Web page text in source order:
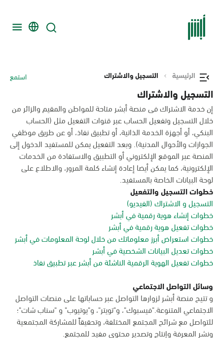
الرئيسية التسجيل والاشتراك استمع
التسجيل والاشتراك
إن خدمة الاشتراك فى منصة أبشر متاحة للمواطن والمقيم والزائر من
خلال التسجيل وتفعيل الحساب عبر قنوات التفعيل مثل (الحساب
البنكي، أو أجهزة الخدمة الذاتية، أو تطبيق نفاذ، أو عن طريق موظفي
الجوازات والأحوال المدنية). وبعد التفعيل يمكن للمستفيد الدخول إلى
المنصة عبر الموقع الإلكتروني أو التطبيق والاستفادة من الخدمات
الإلكترونية، كما يمكن أيضا إعادة إنشاء كلمة المرور، والاطلاع على
لوحة البيانات الخاصة بالمستفيد.
خطوات التسجيل والتفعيل
التسجيل و الاشتراك (الفيديو)
خطوات إنشاء هوية رقمية في أبشر
خطوات تفعيل هوية رقمية في أبشر
خطوات استعراض أبرز معلوماتك من خلال لوحة المعلومات في أبشر
خطوات تعديل البيانات الشخصية في أبشر
خطوات تفعيل الهوية الرقمية الناشئة من أبشر عبر تطبيق نفاذ
وسائل التواصل الاجتماعي
و تتيح منصة أبشر لزوارها التواصل عبر حساباتها على منصات التواصل
الاجتماعي المتنوعة."فيسبوك"، و"تويتر"، و"يوتيوب" و "سناب شات"؛
للتواصل مع شرائح المجتمع المختلفة، وتحقيقاً للمشاركة المجتمعية
ونشر المعرفة وإنتاج وتصدير محتوى مفيد للمجتمع.